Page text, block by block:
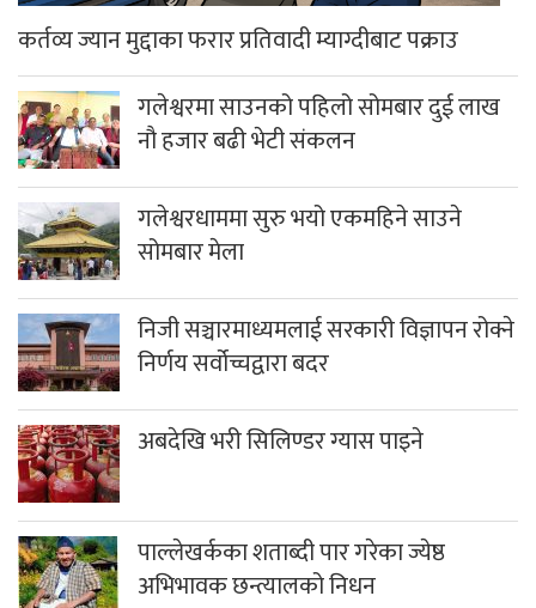
कर्तव्य ज्यान मुद्दाका फरार प्रतिवादी म्याग्दीबाट पक्राउ
गलेश्वरमा साउनको पहिलो सोमबार दुई लाख
नौ हजार बढी भेटी संकलन
गलेश्वरधाममा सुरु भयो एकमहिने साउने
सोमबार मेला
निजी सञ्चारमाध्यमलाई सरकारी विज्ञापन रोक्ने
निर्णय सर्वोच्चद्वारा बदर
अबदेखि भरी सिलिण्डर ग्यास पाइने
पाल्लेखर्कका शताब्दी पार गरेका ज्येष्ठ
अभिभावक छन्त्यालको निधन